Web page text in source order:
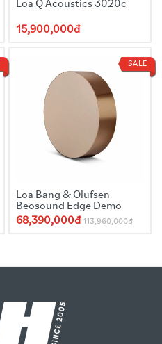
Loa Q Acoustics 3020c
15,900,000đ
SALE
Loa Bang & Olufsen
Beosound Edge Demo
68,390,000đ 113,960,000đ